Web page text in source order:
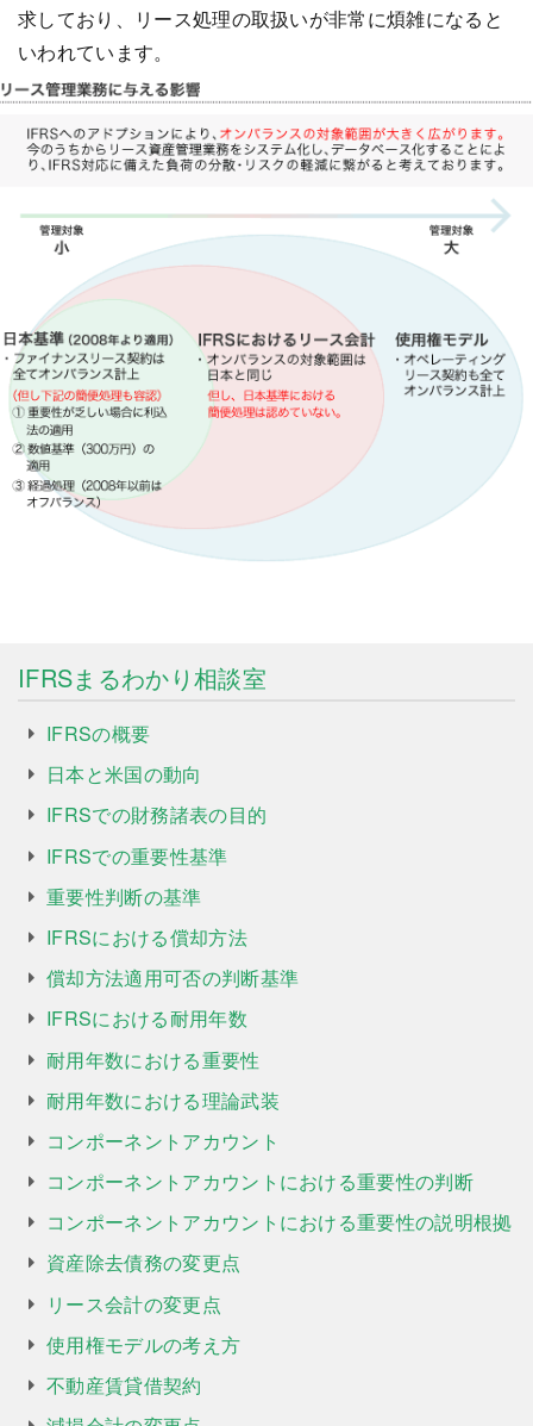
求しており、リース処理の取扱いが非常に煩雑になると
いわれています。
IFRSまるわかり相談室
IFRSの概要
日本と米国の動向
IFRSでの財務諸表の目的
IFRSでの重要性基準
重要性判断の基準
IFRSにおける償却方法
償却方法適用可否の判断基準
IFRSにおける耐用年数
耐用年数における重要性
耐用年数における理論武装
コンポーネントアカウント
コンポーネントアカウントにおける重要性の判断
コンポーネントアカウントにおける重要性の説明根拠
資産除去債務の変更点
リース会計の変更点
使用権モデルの考え方
不動産賃貸借契約